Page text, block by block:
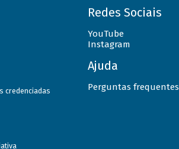
credenciadas
Redes Sociais
YouTube
Instagram
Ajuda
Perguntas frequentes